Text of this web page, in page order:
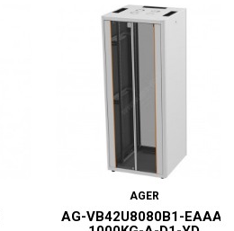
AGER
AG-VB42U8080B1-EAAA-